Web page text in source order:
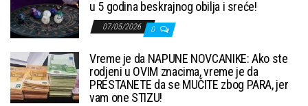
u 5 godina beskrajnog obilja i sreće!
07/05/2026 0
Vreme je da NAPUNE NOVCANIKE: Ako ste
rodjeni u OVIM znacima, vreme je da
PRESTANETE da se MUČITE zbog PARA, jer
vam one STIZU!